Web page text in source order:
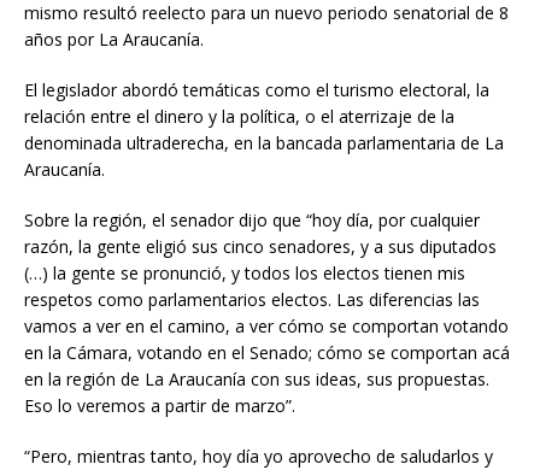
mismo resultó reelecto para un nuevo periodo senatorial de 8
años por La Araucanía.
El legislador abordó temáticas como el turismo electoral, la
relación entre el dinero y la política, o el aterrizaje de la
denominada ultraderecha, en la bancada parlamentaria de La
Araucanía.
Sobre la región, el senador dijo que “hoy día, por cualquier
razón, la gente eligió sus cinco senadores, y a sus diputados
(…) la gente se pronunció, y todos los electos tienen mis
respetos como parlamentarios electos. Las diferencias las
vamos a ver en el camino, a ver cómo se comportan votando
en la Cámara, votando en el Senado; cómo se comportan acá
en la región de La Araucanía con sus ideas, sus propuestas.
Eso lo veremos a partir de marzo”.
“Pero, mientras tanto, hoy día yo aprovecho de saludarlos y